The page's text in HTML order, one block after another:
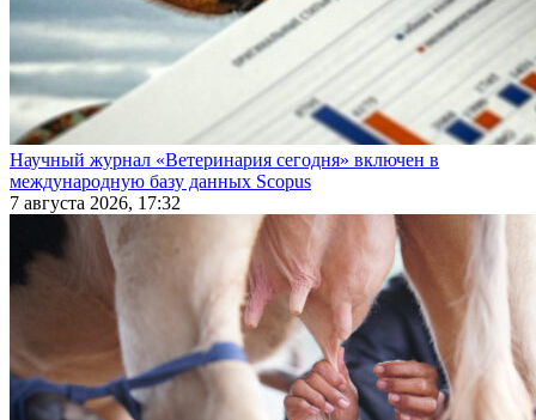
Научный журнал «Ветеринария сегодня» включен в
международную базу данных Scopus
7 августа 2026, 17:32